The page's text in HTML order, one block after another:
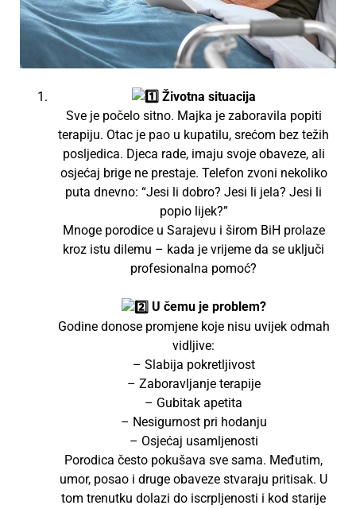
Životna situacija
Sve je počelo sitno. Majka je zaboravila popiti
terapiju. Otac je pao u kupatilu, srećom bez težih
posljedica. Djeca rade, imaju svoje obaveze, ali
osjećaj brige ne prestaje. Telefon zvoni nekoliko
puta dnevno: “Jesi li dobro? Jesi li jela? Jesi li
popio lijek?”
Mnoge porodice u Sarajevu i širom BiH prolaze
kroz istu dilemu – kada je vrijeme da se uključi
profesionalna pomoć?
U čemu je problem?
Godine donose promjene koje nisu uvijek odmah
vidljive:
– Slabija pokretljivost
– Zaboravljanje terapije
– Gubitak apetita
– Nesigurnost pri hodanju
– Osjećaj usamljenosti
Porodica često pokušava sve sama. Međutim,
umor, posao i druge obaveze stvaraju pritisak. U
tom trenutku dolazi do iscrpljenosti i kod starije